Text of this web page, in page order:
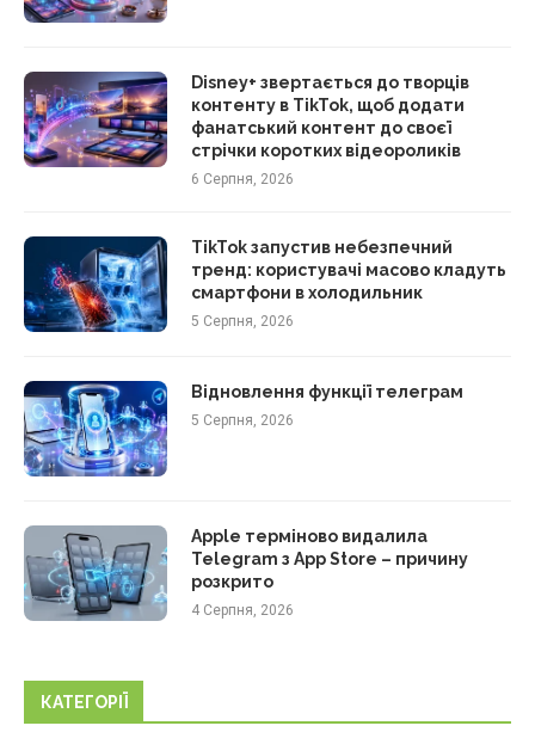
Disney+ звертається до творців
контенту в TikTok, щоб додати
фанатський контент до своєї
стрічки коротких відеороликів
6 Серпня, 2026
TikTok запустив небезпечний
тренд: користувачі масово кладуть
смартфони в холодильник
5 Серпня, 2026
Відновлення функції телеграм
5 Серпня, 2026
Apple терміново видалила
Telegram з App Store – причину
розкрито
4 Серпня, 2026
КАТЕГОРІЇ